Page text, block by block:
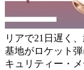
リアで21日遅く
基地がロケット
キュリティー・